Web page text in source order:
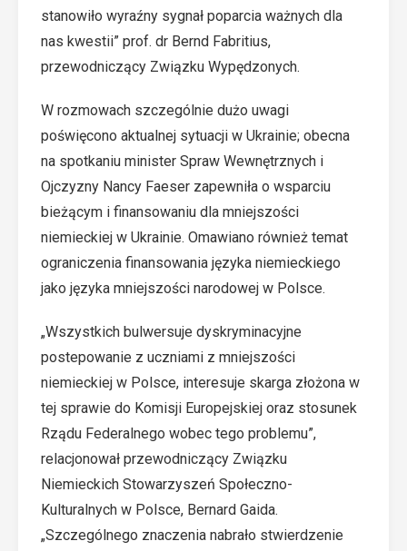
stanowiło wyraźny sygnał poparcia ważnych dla
nas kwestii” prof. dr Bernd Fabritius,
przewodniczący Związku Wypędzonych.
W rozmowach szczególnie dużo uwagi
poświęcono aktualnej sytuacji w Ukrainie; obecna
na spotkaniu minister Spraw Wewnętrznych i
Ojczyzny Nancy Faeser zapewniła o wsparciu
bieżącym i finansowaniu dla mniejszości
niemieckiej w Ukrainie. Omawiano również temat
ograniczenia finansowania języka niemieckiego
jako języka mniejszości narodowej w Polsce.
„Wszystkich bulwersuje dyskryminacyjne
postepowanie z uczniami z mniejszości
niemieckiej w Polsce, interesuje skarga złożona w
tej sprawie do Komisji Europejskiej oraz stosunek
Rządu Federalnego wobec tego problemu”,
relacjonował przewodniczący Związku
Niemieckich Stowarzyszeń Społeczno-
Kulturalnych w Polsce, Bernard Gaida.
„Szczególnego znaczenia nabrało stwierdzenie